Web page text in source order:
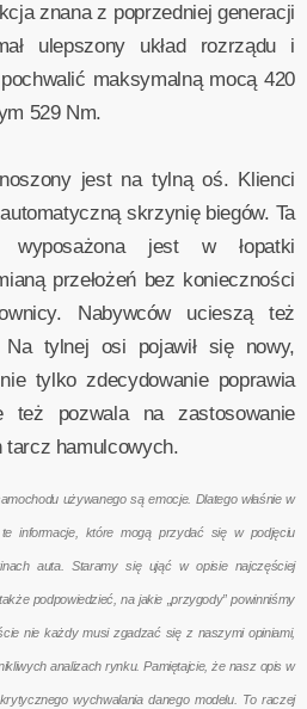
znana z poprzedniej generacji
ulepszony układ rozrządu i
maksymalną mocą 420
529 Nm.
jest na tylną oś. Klienci
skrzynię biegów. Ta
wyposażona jest w łopatki
przełożeń bez konieczności
Nabywców ucieszą też
tylnej osi pojawił się nowy,
tylko zdecydowanie poprawia
też pozwala na zastosowanie
hamulcowych.
używanego są emocje. Dlatego właśnie w
informacje, które mogą przydać się w podjęciu
auta. Staramy się ująć w opisie najczęściej
podpowiedzieć, na jakie „przygody” powinniśmy
nie każdy musi zgadzać się z naszymi opiniami,
analizach rynku. Pamiętajcie, że nasz opis w
wychwalania danego modelu. To raczej